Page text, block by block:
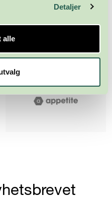
Detaljer
alle